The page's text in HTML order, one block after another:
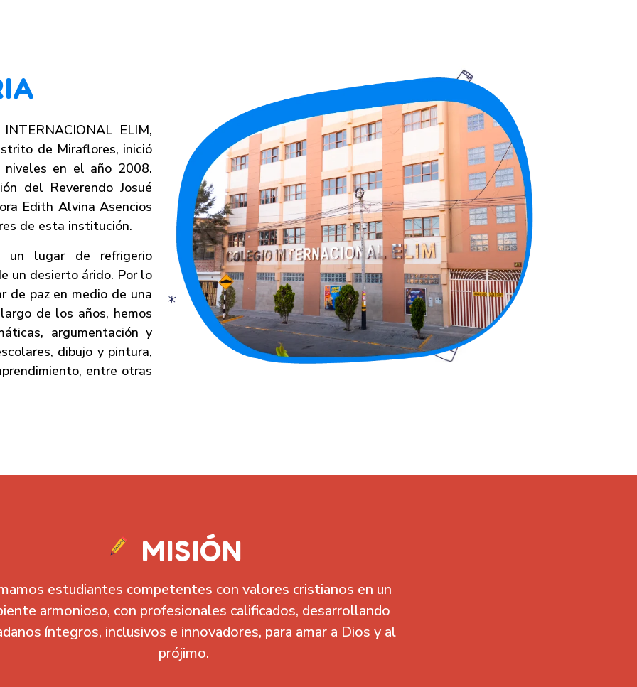
ELIM,
de Miraflores, inició
en el año 2008.
del Reverendo Josué
Edith Alvina Asencios
de esta institución.
un lugar de refrigerio
un desierto árido. Por lo
de paz en medio de una
de los años, hemos
argumentación y
dibujo y pintura,
entre otras
MISIÓN
estudiantes competentes con valores cristianos en un
armonioso, con profesionales calificados, desarrollando
íntegros, inclusivos e innovadores, para amar a Dios y al
prójimo.